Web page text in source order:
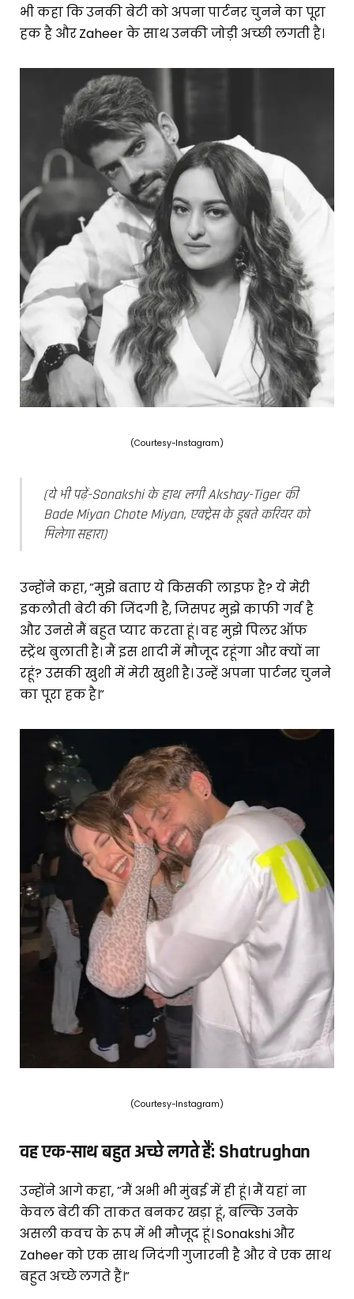
भी कहा कि उनकी बेटी को अपना पार्टनर चुनने का पूरा
हक है और Zaheer के साथ उनकी जोड़ी अच्छी लगती है।
(Courtesy-Instagram)
(ये भी पढ़ें-Sonakshi के हाथ लगी Akshay-Tiger की
Bade Miyan Chote Miyan, एक्ट्रेस के डूबते करियर को
मिलेगा सहारा)
उन्होंने कहा, ”मुझे बताए ये किसकी लाइफ है? ये मेरी
इकलौती बेटी की जिंदगी है, जिसपर मुझे काफी गर्व है
और उनसे मैं बहुत प्यार करता हूं। वह मुझे पिलर ऑफ
स्ट्रेंथ बुलाती है। मैं इस शादी में मौजूद रहूंगा और क्यों ना
रहूं? उसकी खुशी में मेरी खुशी है। उन्हें अपना पार्टनर चुनने
का पूरा हक है।”
(Courtesy-Instagram)
वह एक-साथ बहुत अच्छे लगते हैं: Shatrughan
उन्होंने आगे कहा, ”मैं अभी भी मुंबई में ही हूं। मैं यहां ना
केवल बेटी की ताकत बनकर खड़ा हूं, बल्कि उनके
असली कवच के रूप में भी मौजूद हूं। Sonakshi और
Zaheer को एक साथ जिदंगी गुजारनी है और वे एक साथ
बहुत अच्छे लगते हैं।”